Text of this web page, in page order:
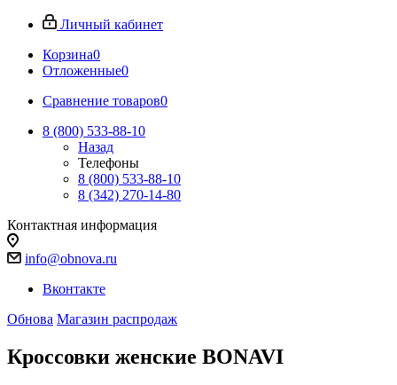
Личный кабинет
Корзина0
Отложенные0
Сравнение товаров0
8 (800) 533-88-10
Назад
Телефоны
8 (800) 533-88-10
8 (342) 270-14-80
Контактная информация
info@obnova.ru
Вконтакте
Обнова Магазин распродаж
Кроссовки женские BONAVI